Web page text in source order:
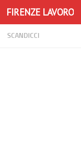
Skip to content
FIRENZE LAVORO
SCANDICCI